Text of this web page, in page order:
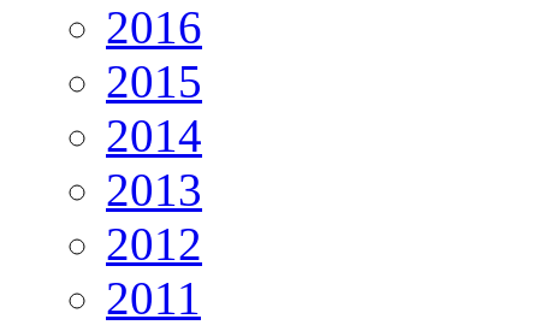
2016
2015
2014
2013
2012
2011